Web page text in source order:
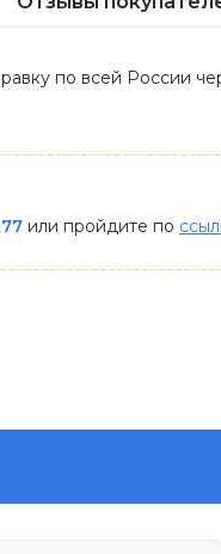
по всей России
или пройдите по